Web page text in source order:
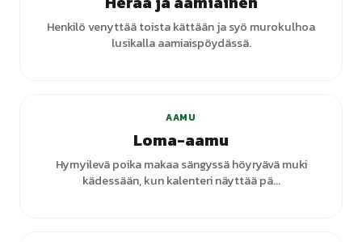
Henkilö venyttää toista kättään ja syö murokulhoa
lusikalla aamiaispöydässä.
AAMU
Loma-aamu
Hymyilevä poika makaa sängyssä höyryävä muki
kädessään, kun kalenteri näyttää pä...